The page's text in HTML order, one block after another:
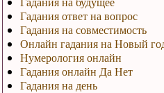
Гадания ответ на вопрос
Гадания на совместимость
Онлайн гадания на Новый
Нумерология онлайн
Гадания онлайн Да Нет
Гадания на день